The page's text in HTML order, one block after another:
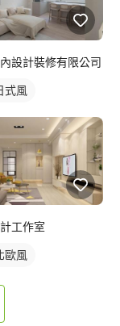
設計裝修有限公司
式風
工作室
歐風